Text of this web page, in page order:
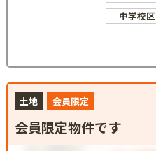
中学校区
土地 会員限定
会員限定物件です